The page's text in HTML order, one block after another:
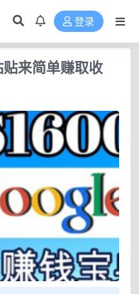
登录
来简单赚取收